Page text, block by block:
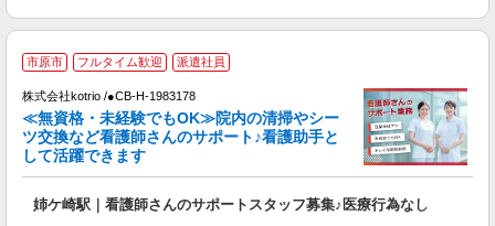
市原市 フルタイム歓迎 派遣社員
株式会社kotrio /●CB-H-1983178
≪無資格・未経験でもOK≫院内の清掃やシー
ツ交換など看護師さんのサポート♪看護助手と
して活躍できます
姉ケ崎駅｜看護師さんのサポートスタッフ募集♪医療行為なし